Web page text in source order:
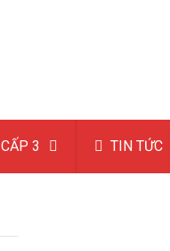
3 TIN TỨC